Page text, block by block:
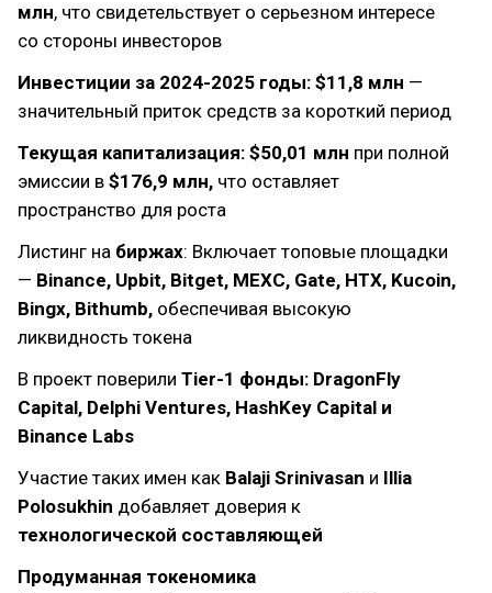
млн, что свидетельствует о серьезном интересе
со стороны инвесторов
Инвестиции за 2024-2025 годы: $11,8 млн —
значительный приток средств за короткий период
Текущая капитализация: $50,01 млн при полной
эмиссии в $176,9 млн, что оставляет
пространство для роста
Листинг на биржах: Включает топовые площадки
— Binance, Upbit, Bitget, MEXC, Gate, HTX, Kucoin,
Bingx, Bithumb, обеспечивая высокую
ликвидность токена
В проект поверили Tier-1 фонды: DragonFly
Capital, Delphi Ventures, HashKey Capital и
Binance Labs
Участие таких имен как Balaji Srinivasan и Illia
Polosukhin добавляет доверия к
технологической составляющей
Продуманная токеномика